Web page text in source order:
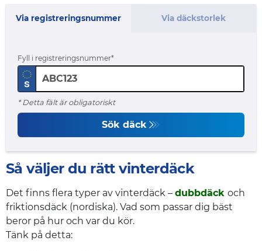
Via registreringsnummer Via däckstorlek
Fyll i registreringsnummer
* Detta fält är obligatoriskt
Sök däck
Så väljer du rätt vinterdäck
Det finns flera typer av vinterdäck – dubbdäck och
friktionsdäck (nordiska). Vad som passar dig bäst
beror på hur och var du kör.
Tänk på detta: